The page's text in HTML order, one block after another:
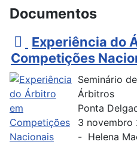
Documentos
p
d
f
Experiência do
Competições
Seminário de
Árbitros
Ponta
3 novembro
- Helena